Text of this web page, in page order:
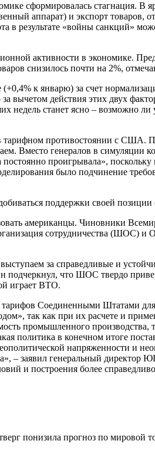
сформировалась стагнация. В
аппарат) и экспорт товаров,
результате «войны санкций»
активности в экономике.
снизилось почти на 2%,
к январю) за счет
вычетом действия этих двух
станет ясно – возможно
тарифном противостоянии с
Вместо генералов в симуляции
проигрывала», поскольку
было подчинение
поддержки своей
американцы. Чиновники
сотрудничества (ШОС)
за справедливые и
что ШОС твердо
играет ВТО.
Соединенными Штатами для
так как при их расчете и
промышленного
в конечном итоге
напряженности и
– заявил генеральный
и построения более
понизила прогноз по мировой